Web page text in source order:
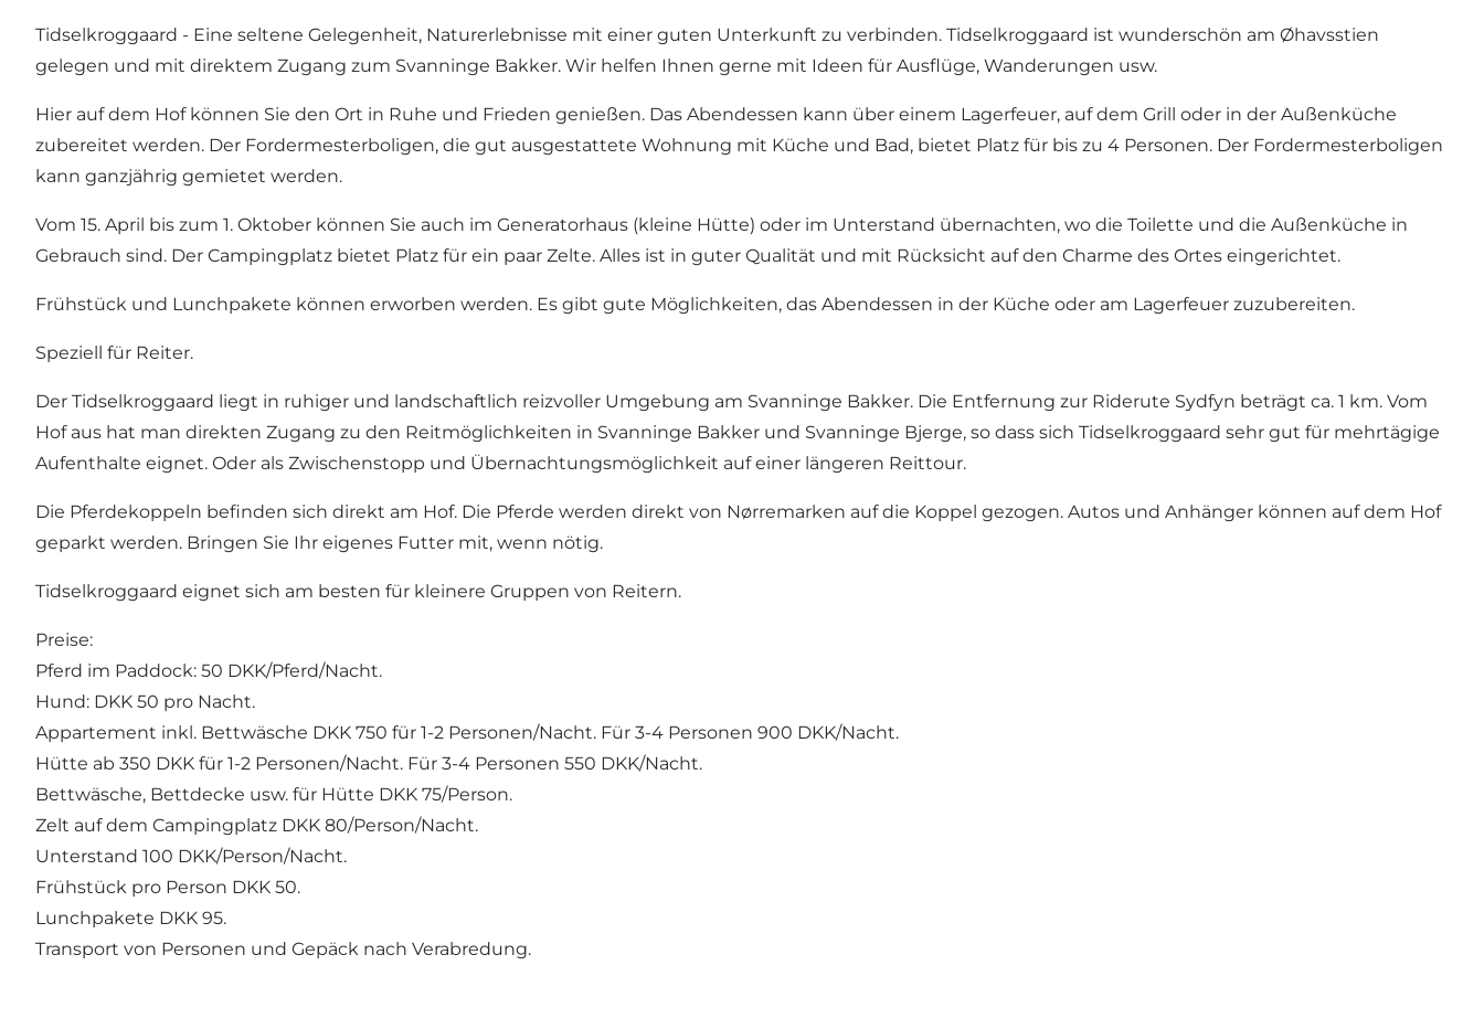
Tidselkroggaard - Eine seltene Gelegenheit, Naturerlebnisse mit einer guten Unterkunft zu verbinden. Tidselkroggaard ist wunderschön am Øhavsstien
gelegen und mit direktem Zugang zum Svanninge Bakker. Wir helfen Ihnen gerne mit Ideen für Ausflüge, Wanderungen usw.
Hier auf dem Hof können Sie den Ort in Ruhe und Frieden genießen. Das Abendessen kann über einem Lagerfeuer, auf dem Grill oder in der Außenküche
zubereitet werden. Der Fordermesterboligen, die gut ausgestattete Wohnung mit Küche und Bad, bietet Platz für bis zu 4 Personen. Der Fordermesterboligen
kann ganzjährig gemietet werden.
Vom 15. April bis zum 1. Oktober können Sie auch im Generatorhaus (kleine Hütte) oder im Unterstand übernachten, wo die Toilette und die Außenküche in
Gebrauch sind. Der Campingplatz bietet Platz für ein paar Zelte. Alles ist in guter Qualität und mit Rücksicht auf den Charme des Ortes eingerichtet.
Frühstück und Lunchpakete können erworben werden. Es gibt gute Möglichkeiten, das Abendessen in der Küche oder am Lagerfeuer zuzubereiten.
Speziell für Reiter.
Der Tidselkroggaard liegt in ruhiger und landschaftlich reizvoller Umgebung am Svanninge Bakker. Die Entfernung zur Riderute Sydfyn beträgt ca. 1 km. Vom
Hof aus hat man direkten Zugang zu den Reitmöglichkeiten in Svanninge Bakker und Svanninge Bjerge, so dass sich Tidselkroggaard sehr gut für mehrtägige
Aufenthalte eignet. Oder als Zwischenstopp und Übernachtungsmöglichkeit auf einer längeren Reittour.
Die Pferdekoppeln befinden sich direkt am Hof. Die Pferde werden direkt von Nørremarken auf die Koppel gezogen. Autos und Anhänger können auf dem Hof
geparkt werden. Bringen Sie Ihr eigenes Futter mit, wenn nötig.
Tidselkroggaard eignet sich am besten für kleinere Gruppen von Reitern.
Preise:
Pferd im Paddock: 50 DKK/Pferd/Nacht.
Hund: DKK 50 pro Nacht.
Appartement inkl. Bettwäsche DKK 750 für 1-2 Personen/Nacht. Für 3-4 Personen 900 DKK/Nacht.
Hütte ab 350 DKK für 1-2 Personen/Nacht. Für 3-4 Personen 550 DKK/Nacht.
Bettwäsche, Bettdecke usw. für Hütte DKK 75/Person.
Zelt auf dem Campingplatz DKK 80/Person/Nacht.
Unterstand 100 DKK/Person/Nacht.
Frühstück pro Person DKK 50.
Lunchpakete DKK 95.
Transport von Personen und Gepäck nach Verabredung.